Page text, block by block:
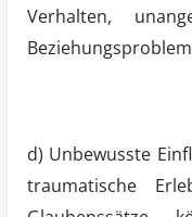
Verhalten,
d) Unbewusste
traumatische